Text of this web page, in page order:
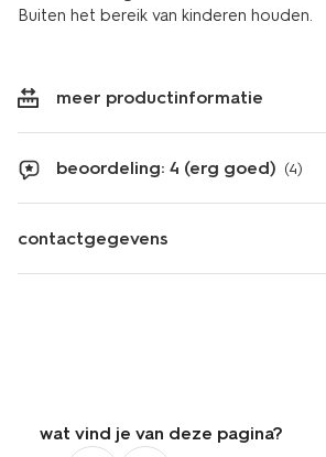
Buiten het bereik van kinderen houden.
meer productinformatie
beoordeling: 4 (erg goed) (4)
contactgegevens
wat vind je van deze pagina?